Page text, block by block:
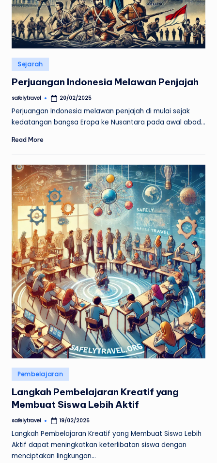
Posted
in
Sejarah
Perjuangan Indonesia Melawan Penjajah
Posted
safelytravel 20/02/2025
Perjuangan Indonesia melawan penjajah di mulai sejak
kedatangan bangsa Eropa ke Nusantara pada awal abad…
Read More
Posted
in
Pembelajaran
Langkah Pembelajaran Kreatif yang
Membuat Siswa Lebih Aktif
Posted
safelytravel 19/02/2025
Langkah Pembelajaran Kreatif yang Membuat Siswa Lebih
Aktif dapat meningkatkan keterlibatan siswa dengan
menciptakan lingkungan…